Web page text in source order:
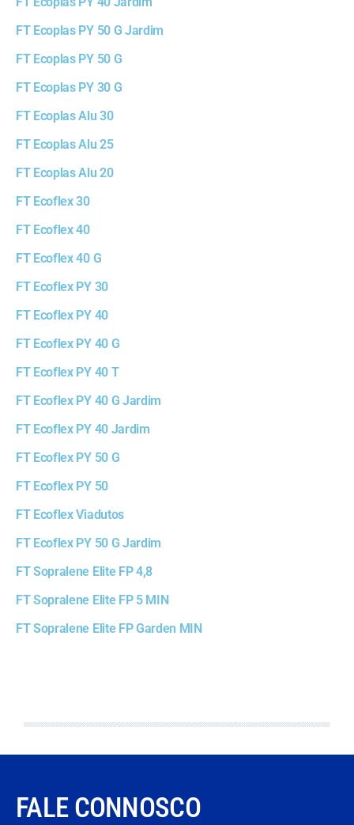
FT Ecoplas PY 50 G Jardim
FT Ecoplas PY 50 G
FT Ecoplas PY 30 G
FT Ecoplas Alu 30
FT Ecoplas Alu 25
FT Ecoplas Alu 20
FT Ecoflex 30
FT Ecoflex 40
FT Ecoflex 40 G
FT Ecoflex PY 30
FT Ecoflex PY 40
FT Ecoflex PY 40 G
FT Ecoflex PY 40 T
FT Ecoflex PY 40 G Jardim
FT Ecoflex PY 40 Jardim
FT Ecoflex PY 50 G
FT Ecoflex PY 50
FT Ecoflex Viadutos
FT Ecoflex PY 50 G Jardim
FT Sopralene Elite FP 4,8
FT Sopralene Elite FP 5 MIN
FT Sopralene Elite FP Garden MIN
FALE CONNOSCO